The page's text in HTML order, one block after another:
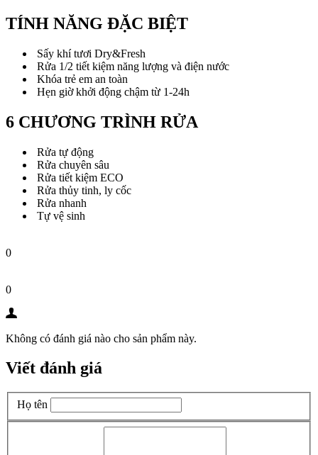
TÍNH NĂNG ĐẶC BIỆT
Sấy khí tươi Dry&Fresh
Rửa 1/2 tiết kiệm năng lượng và điện nước
Khóa trẻ em an toàn
Hẹn giờ khởi động chậm từ 1-24h
6 CHƯƠNG TRÌNH RỬA
Rửa tự động
Rửa chuyên sâu
Rửa tiết kiệm ECO
Rửa thủy tinh, ly cốc
Rửa nhanh
Tự vệ sinh
0
0
Không có đánh giá nào cho sản phẩm này.
Viết đánh giá
Họ tên